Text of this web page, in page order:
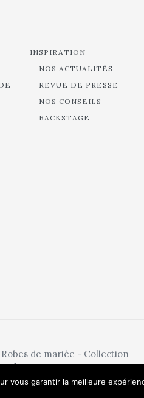
INSPIRATION
NOS ACTUALITÉS
REVUE DE PRESSE
NOS CONSEILS
BACKSTAGE
de mariée - Collection
vous garantir la meilleure